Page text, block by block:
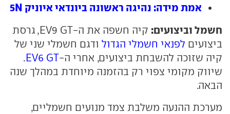
אמת מידה: נהיגה ראשונה ביונדאי איוניק 5N
חשמל וביצועים:
קיה חשפה את ה-EV9 GT, גרסת
ביצועים לפנאי חשמלי הגדול ודגם חשמלי שני של
קיה שזוכה להשבחת ביצועים, אחרי ה-EV6 GT
.
שיווק מקומי צפוי רק בהזמנה מיוחדת במהלך שנה
הבאה.
מערכת ההנעה משלבת צמד מנועים חשמליים,